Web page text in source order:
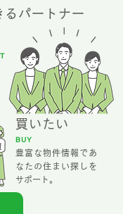
るパートナー
買いたい
BUY
豊富な物件情報であ
なたの住まい探しを
サポート。